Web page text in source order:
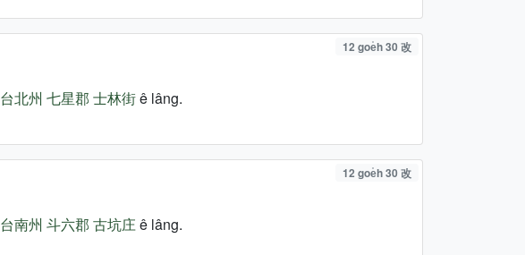
12 goe̍h 30 改
台北州 七星郡 士林街ê lâng.
12 goe̍h 30 改
台南州 斗六郡 古坑庄ê lâng.